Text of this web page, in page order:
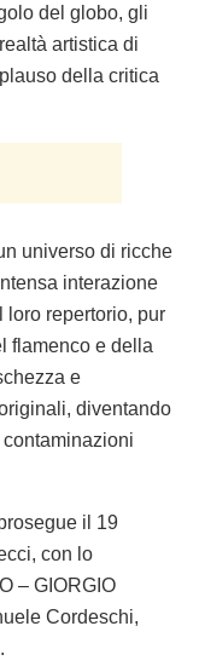
del globo, gli
artistica di
della critica
universo di ricche
interazione
loro repertorio, pur
flamenco e della
e
diventando
il 19
con lo
– GIORGIO
Cordeschi,